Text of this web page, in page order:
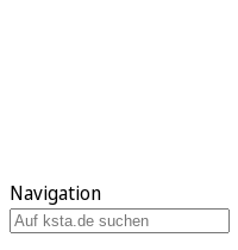
Navigation